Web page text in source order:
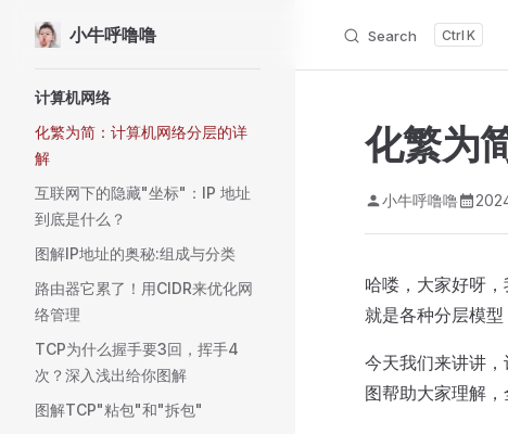
Skip to content
小牛呼噜噜 Search K
计算机网络
化繁为简：计算机网络分层的详
解
互联网下的隐藏"坐标"：IP 地址
到底是什么？
图解IP地址的奥秘:组成与分类
路由器它累了！用CIDR来优化网
络管理
TCP为什么握手要3回，挥手4
次？深入浅出给你图解
图解TCP"粘包"和"拆包"
化繁为
小牛呼噜噜
哈喽，大家好呀
就是各种分层模
今天我们来讲讲
图帮助大家理解